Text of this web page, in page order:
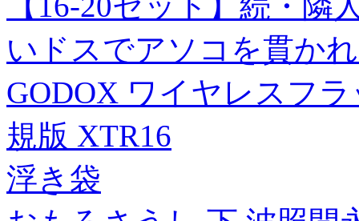
いドスでアソコを貫か
GODOX ワイヤレスフ
規版 XTR16
浮き袋